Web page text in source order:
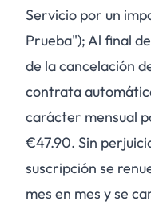
Servicio por un
Prueba"); Al final
de la cancelación
contrata
carácter mensual
€47.90. Sin
suscripción se
mes en mes y se